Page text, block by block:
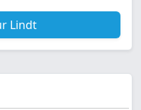
Lindt